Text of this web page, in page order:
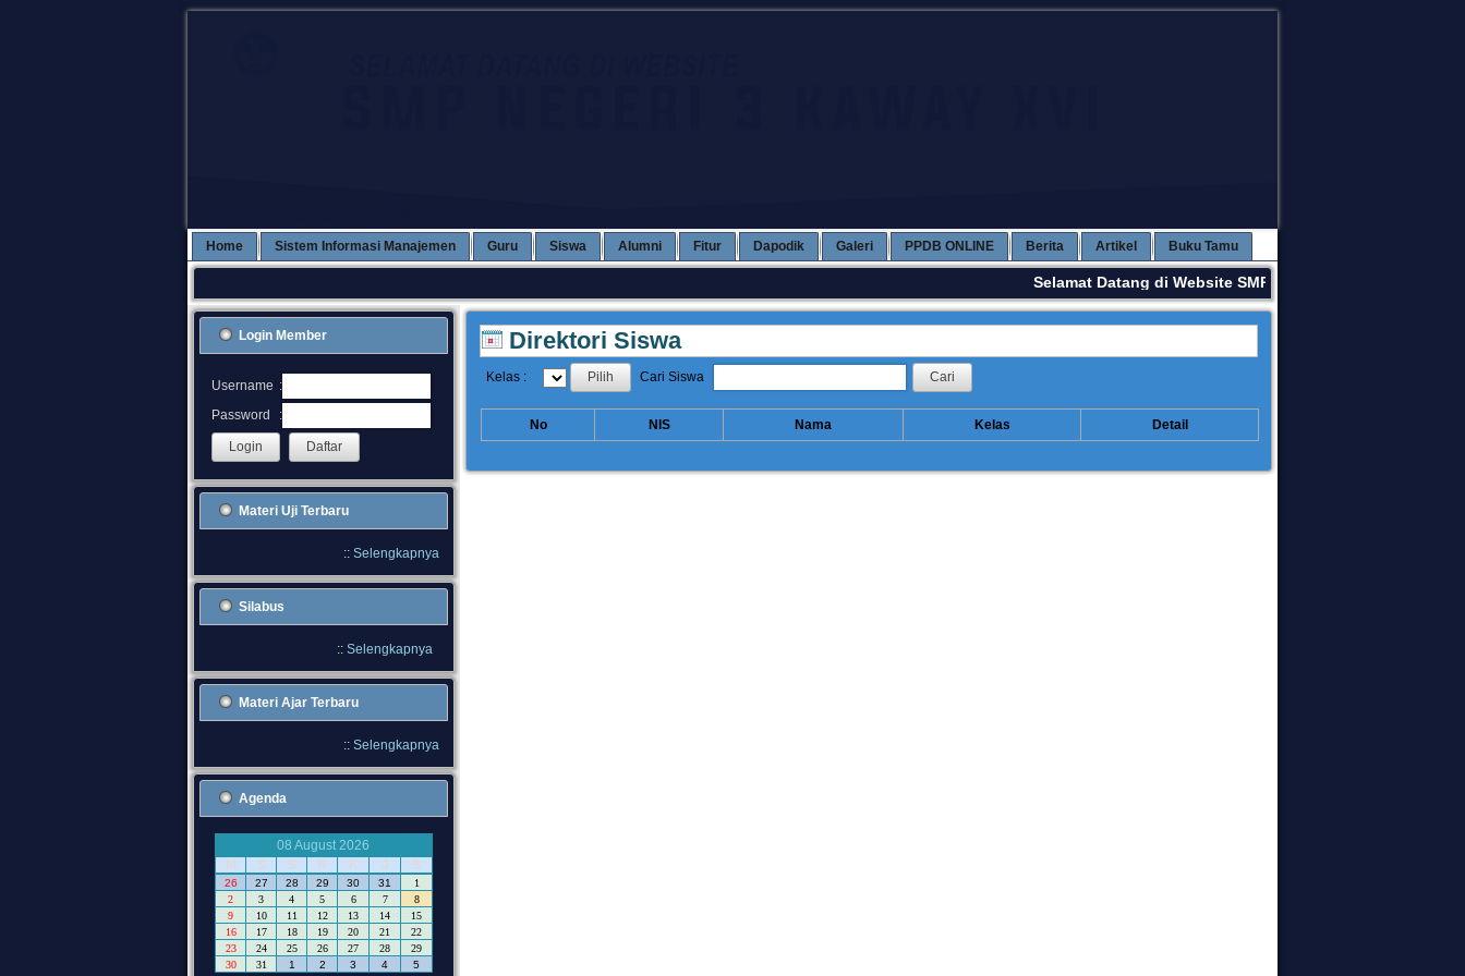
Home Sistem Informasi Manajemen Guru Siswa Alumni Fitur Dapodik Galeri PPDB ONLINE Berita Artikel Buku Tamu
Selamat Datang di Website SMPN 3 KAWAY XVI. Terima
Login Member
Username :
Password
:
Materi Uji Terbaru
:: Selengkapnya
Silabus
:: Selengkapnya
Materi Ajar Terbaru
:: Selengkapnya
Agenda
08 August 2026
M
S S R K J S
26 27 28 29 30 31
1
2
3 4 5 6 7
8
9
10 11 12 13 14
15
16
17 18 19 20 21
22
23
24 25 26 27 28
29
30
31 1 2 3 4 5
Direktori Siswa
Kelas : Cari Siswa
No NIS Nama Kelas Detail